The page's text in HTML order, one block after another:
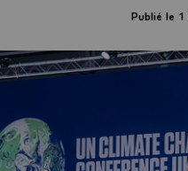
Publié le 1